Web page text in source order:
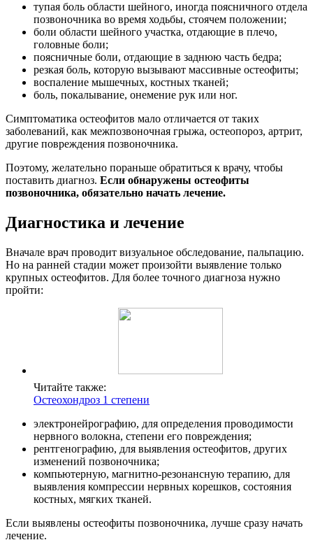
тупая боль области шейного, иногда поясничного отдела
позвоночника во время ходьбы, стоячем положении;
боли области шейного участка, отдающие в плечо,
головные боли;
поясничные боли, отдающие в заднюю часть бедра;
резкая боль, которую вызывают массивные остеофиты;
воспаление мышечных, костных тканей;
боль, покалывание, онемение рук или ног.
Симптоматика остеофитов мало отличается от таких
заболеваний, как межпозвоночная грыжа, остеопороз, артрит,
другие повреждения позвоночника.
Поэтому, желательно пораньше обратиться к врачу, чтобы
поставить диагноз. Если обнаружены остеофиты
позвоночника, обязательно начать лечение.
Диагностика и лечение
Вначале врач проводит визуальное обследование, пальпацию.
Но на ранней стадии может произойти выявление только
крупных остеофитов. Для более точного диагноза нужно
пройти:
Читайте также:
Остеохондроз 1 степени
электронейрографию, для определения проводимости
нервного волокна, степени его повреждения;
рентгенографию, для выявления остеофитов, других
изменений позвоночника;
компьютерную, магнитно-резонансную терапию, для
выявления компрессии нервных корешков, состояния
костных, мягких тканей.
Если выявлены остеофиты позвоночника, лучше сразу начать
лечение.